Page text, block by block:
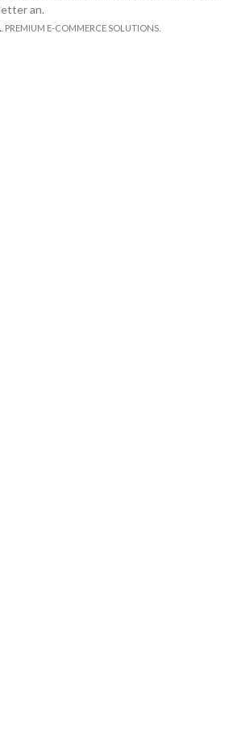
an.
. PREMIUM E-COMMERCE SOLUTIONS.